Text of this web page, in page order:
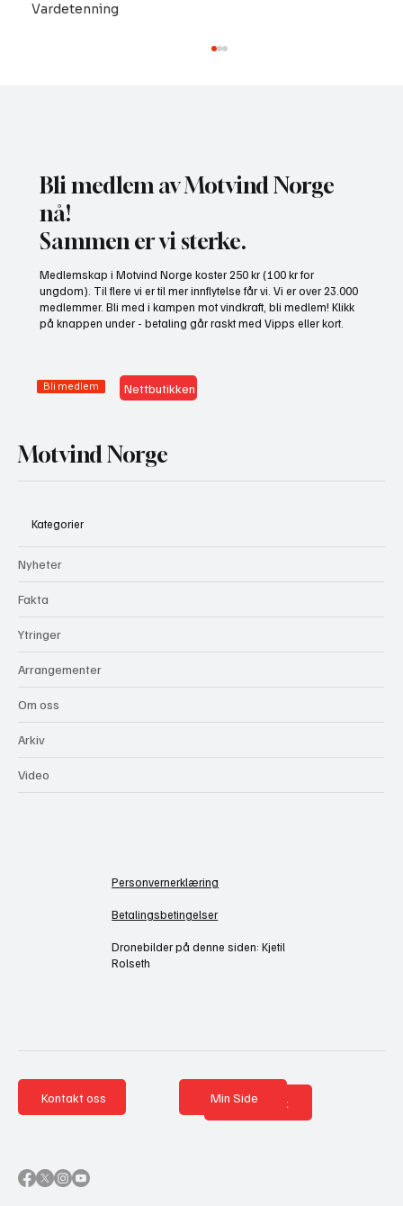
Vardetenning
presse fram mer vindkraft
Bli medlem av Motvind Norge
nå!
Sammen er vi sterke.
Medlemskap i Motvind Norge koster 250 kr (100 kr for
ungdom). Til flere vi er til mer innflytelse får vi. Vi er over 23.000
medlemmer. Bli med i kampen mot vindkraft, bli medlem! Klikk
på knappen under - betaling går raskt med Vipps eller kort.
Bli medlem Nettbutikken
Motvind Norge
Kategorier
Nyheter
Fakta
Ytringer
Arrangementer
Om oss
Arkiv
Video
Personvernerklæring
Betalingsbetingelser
Dronebilder på denne siden: Kjetil
Rolseth
Kontakt oss Nettbutikk
Min Side